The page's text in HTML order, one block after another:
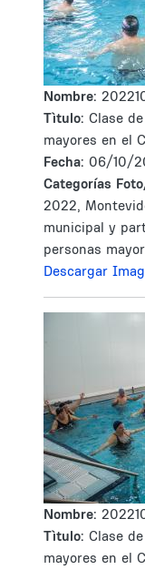
Nombre:
Tìtulo: Clase
mayores en el
Fecha: 06/10/
Categorías
2022,
municipal y
personas
Descargar
Nombre:
Tìtulo: Clase
mayores en el